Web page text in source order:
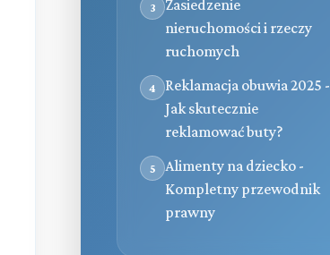
3
Zasiedzenie
nieruchomości i rzeczy
ruchomych
4
Reklamacja obuwia 2025 -
Jak skutecznie
reklamować buty?
5
Alimenty na dziecko -
Kompletny przewodnik
prawny